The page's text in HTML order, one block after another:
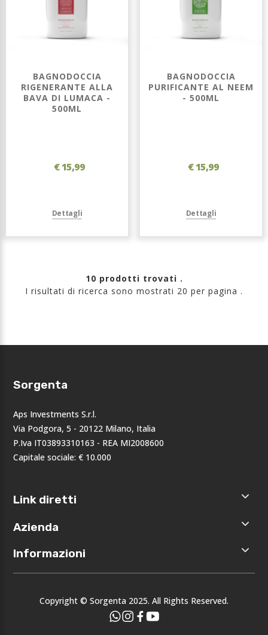
BAGNODOCCIA
RIGENERANTE ALLA
BAVA DI LUMACA -
500ML
€ 15,99
Dettagli
BAGNODOCCIA
PURIFICANTE AL NEEM
- 500ML
€ 15,99
Dettagli
10 prodotti trovati .
I risultati di ricerca sono mostrati 20 per pagina .
Sorgenta
Aps Investments S.r.l.
Via Podgora, 5 - 20122 Milano, Italia
P.Iva IT03893310163 - REA MI2008600
Capitale sociale: € 10.000
Link diretti
Home
Accedi
Registrati
Azienda
Chi siamo
I nostri
Eventi
Informazioni
Privacy
CondizioniCopyright © Sorgenta 2025. All Rights Reserved.